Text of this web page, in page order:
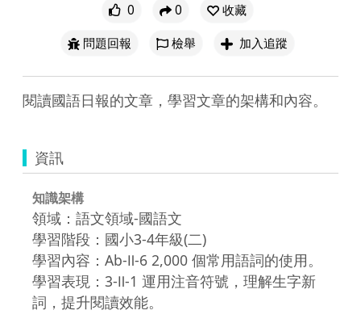
0 0
收藏
問題回報
檢舉 加入追蹤
閱讀國語日報的文章，學習文章的架構和內容。
資訊
知識架構
領域：語文領域-國語文
學習階段：國小3-4年級(二)
學習內容：Ab-Ⅱ-6 2,000 個常用語詞的使用。
學習表現：3-Ⅱ-1 運用注音符號，理解生字新
詞，提升閱讀效能。